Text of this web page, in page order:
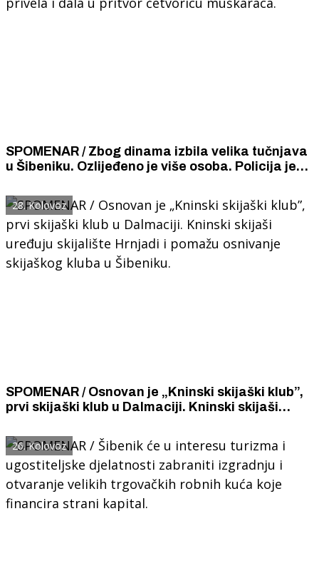
SPOMENAR / Zbog dinama izbila velika tučnjava
u Šibeniku. Ozlijeđeno je više osoba. Policija je
28. Kolovoz
SPOMENAR / Osnovan je „Kninski skijaški klub”,
prvi skijaški klub u Dalmaciji. Kninski skijaši
skijaškog kluba u Šibeniku.
26. Kolovoz